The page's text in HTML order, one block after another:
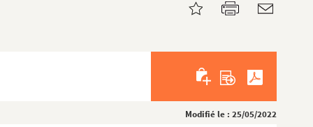
Modifié le : 25/05/2022